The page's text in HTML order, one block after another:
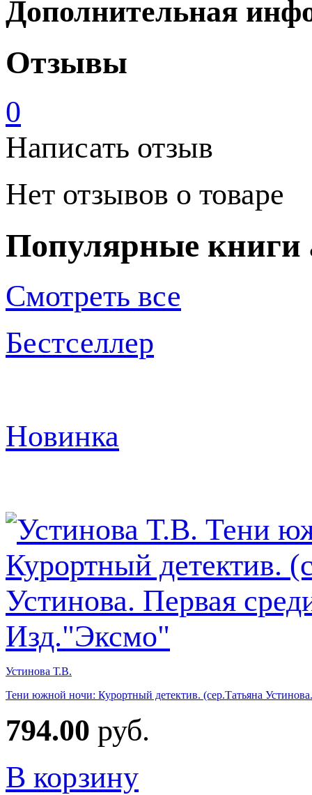
Дополнительная
Отзывы
0
Написать отзыв
Нет отзывов о товаре
Популярные книги
Смотреть все
Бестселлер
Новинка
Устинова Т.В.
Тени южной ночи: Курортный детектив. (сер.Татьяна
794.00 руб.
В корзину